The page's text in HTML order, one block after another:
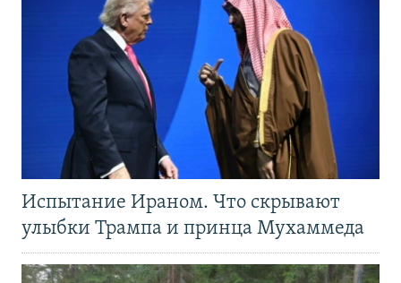
Испытание Ираном. Что скрывают
улыбки Трампа и принца Мухаммеда